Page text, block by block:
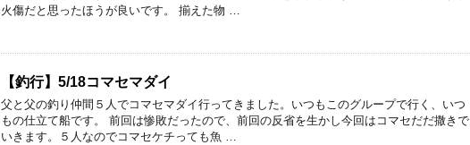
火傷だと思ったほうが良いです。 揃えた物 …
【釣行】5/18コマセマダイ
父と父の釣り仲間５人でコマセマダイ行ってきました。いつもこのグループで行く、いつ
もの仕立て船です。 前回は惨敗だったので、前回の反省を生かし今回はコマセだだ撒きで
いきます。５人なのでコマセケチっても魚 …